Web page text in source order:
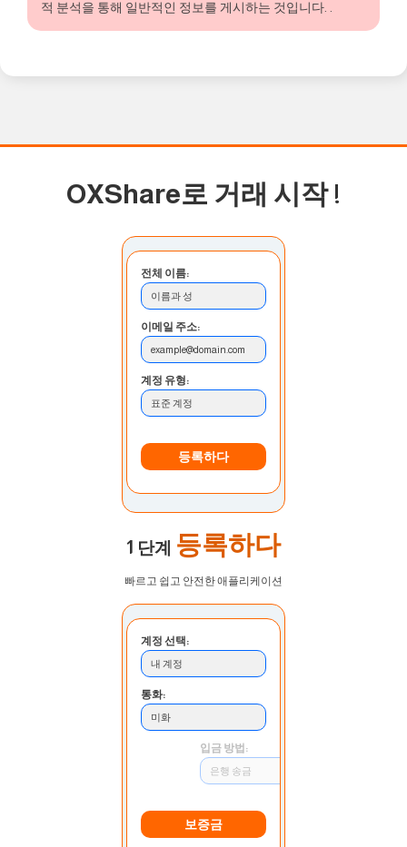
적 분석을 통해 일반적인 정보를 게시하는 것입니다. .
OXShare로 거래 시작!
전체 이름:
이름과 성
이메일 주소:
example@domain.com
계정 유형:
표준 계정
등록하다
1 단계 등록하다
빠르고 쉽고 안전한 애플리케이션
계정 선택:
내 계정
통화:
미화
보증금